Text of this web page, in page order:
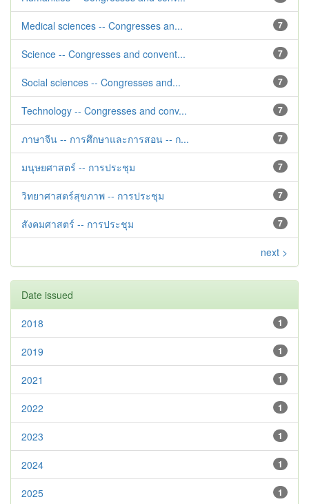
7
Medical sciences -- Congresses an...
7
Science -- Congresses and convent...
7
Social sciences -- Congresses and...
7
Technology -- Congresses and conv...
7
ภาษาจีน -- การศึกษาและการสอน -- ก...
7
มนุษยศาสตร์ -- การประชุม
7
วิทยาศาสตร์สุขภาพ -- การประชุม
7
สังคมศาสตร์ -- การประชุม
next >
Date issued
1
2018
1
2019
1
2021
1
2022
1
2023
1
2024
1
2025